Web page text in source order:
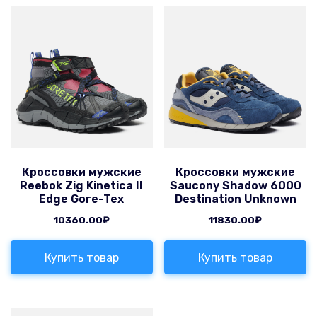
Кроссовки мужские
Reebok Zig Kinetica II
Edge Gore-Tex
10360.00₽
Купить товар
Кроссовки мужские
Saucony Shadow 6000
Destination Unknown
11830.00₽
Купить товар